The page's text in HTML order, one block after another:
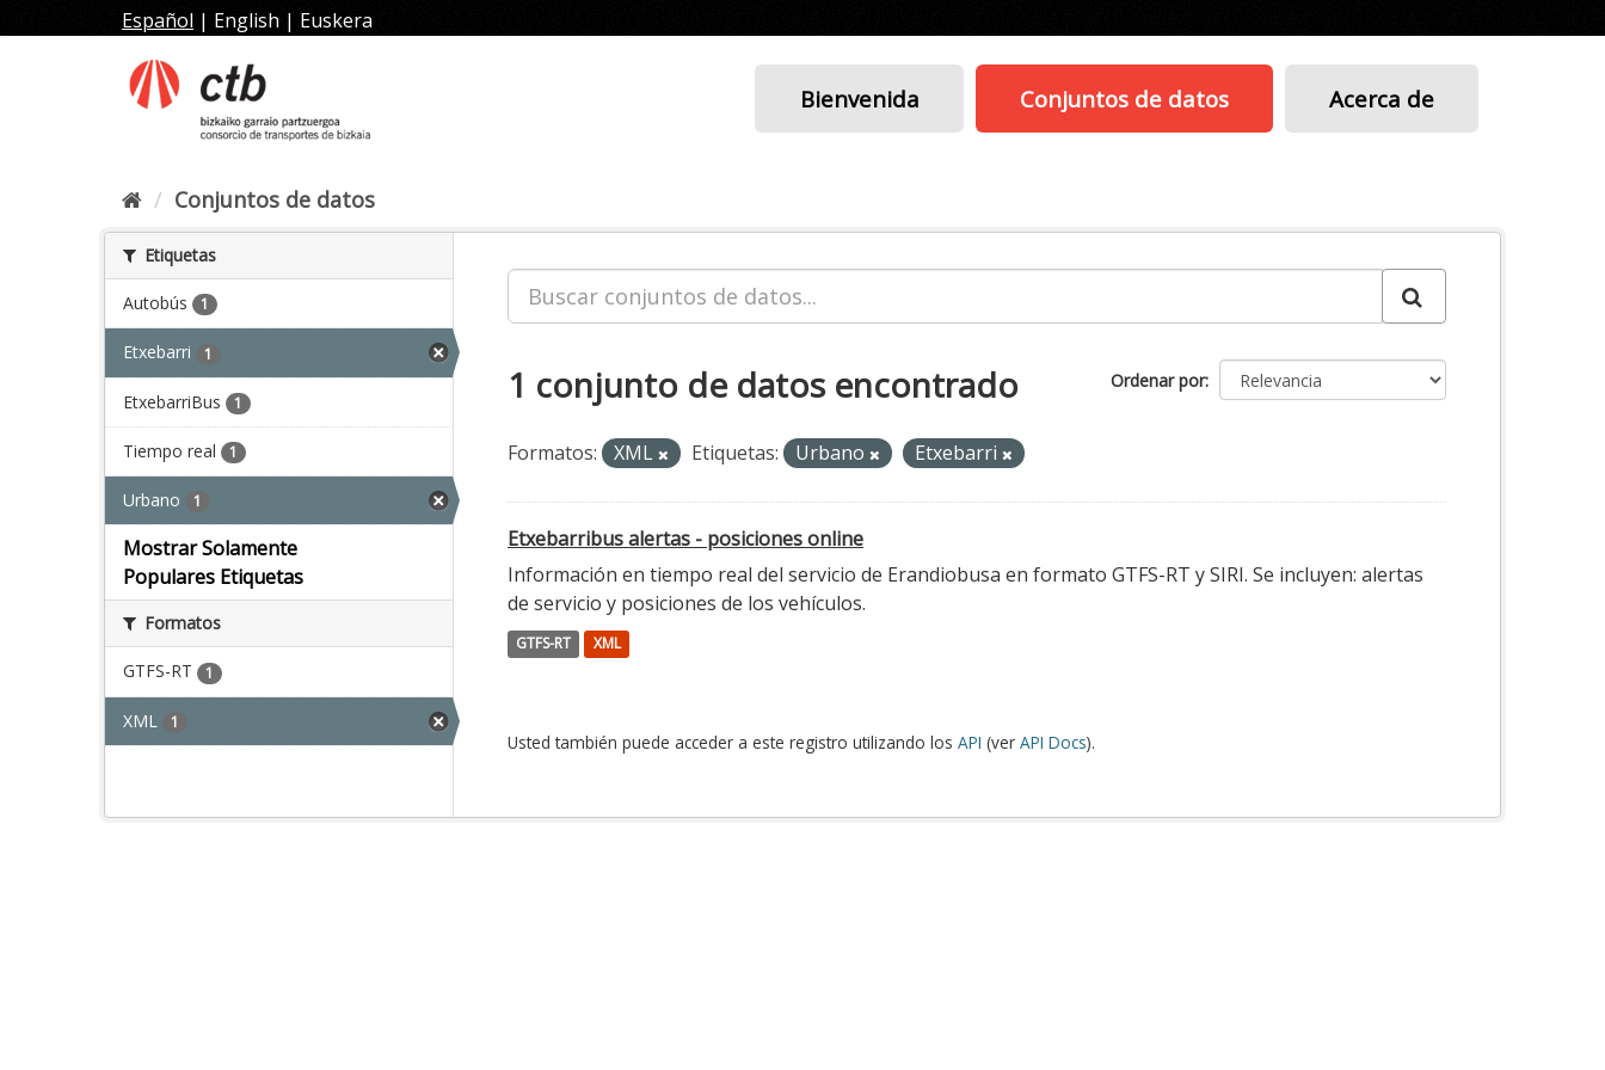
al
Español | English | Euskera
Bienvenida Conjuntos de datos Acerca de
Conjuntos de datos
Etiquetas
Autobús 1
Etxebarri 1
EtxebarriBus 1
Tiempo real 1
Urbano 1
Mostrar Solamente
Populares Etiquetas
Formatos
GTFS-RT 1
XML 1
Ordenar por
1 conjunto de datos encontrado
Formatos: XML Etiquetas: Urbano Etxebarri
Etxebarribus alertas - posiciones online
Información en tiempo real del servicio de Erandiobusa en formato GTFS-RT y SIRI. Se incluyen: alertas
de servicio y posiciones de los vehículos.
GTFS-RT XML
Usted también puede acceder a este registro utilizando los API (ver API Docs).